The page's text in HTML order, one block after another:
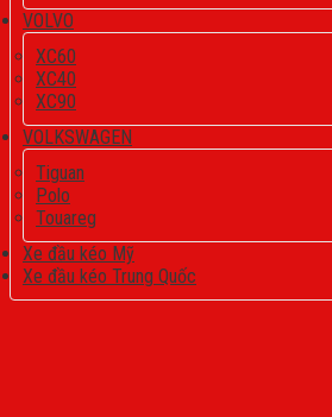
VOLVO
XC60
XC40
XC90
VOLKSWAGEN
Tiguan
Polo
Touareg
Xe đầu kéo Mỹ
Xe đầu kéo Trung Quốc